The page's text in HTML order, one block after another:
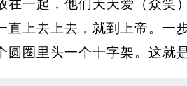
一起，他们天天爱（众笑
上去上去，就到上帝。一
圈里头一个十字架。这就